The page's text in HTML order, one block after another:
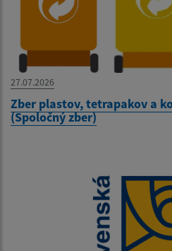
27.07.2026
Zber plastov, tetrapakov a
(Spoločný zber)